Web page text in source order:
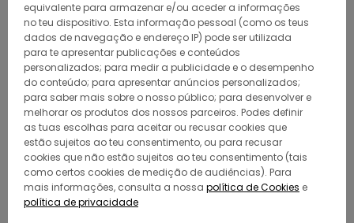
Filtrar e Ordenar 2Resultados
Avançar
para
procurar
critérios
filtragem
Avançar
para
ordenar
equivalente para armazenar e/ou aceder a informações
no teu dispositivo. Esta informação pessoal (como os teus
dados de navegação e endereço IP) pode ser utilizada
para te apresentar publicações e conteúdos
personalizados; para medir a publicidade e o desempenho
do conteúdo; para apresentar anúncios personalizados;
para saber mais sobre o nosso público; para desenvolver e
melhorar os produtos dos nossos parceiros. Podes definir
as tuas escolhas para aceitar ou recusar cookies que
estão sujeitos ao teu consentimento, ou para recusar
cookies que não estão sujeitos ao teu consentimento (tais
como certos cookies de medição de audiências). Para
mais informações, consulta a nossa política de Cookies e
política de privacidade